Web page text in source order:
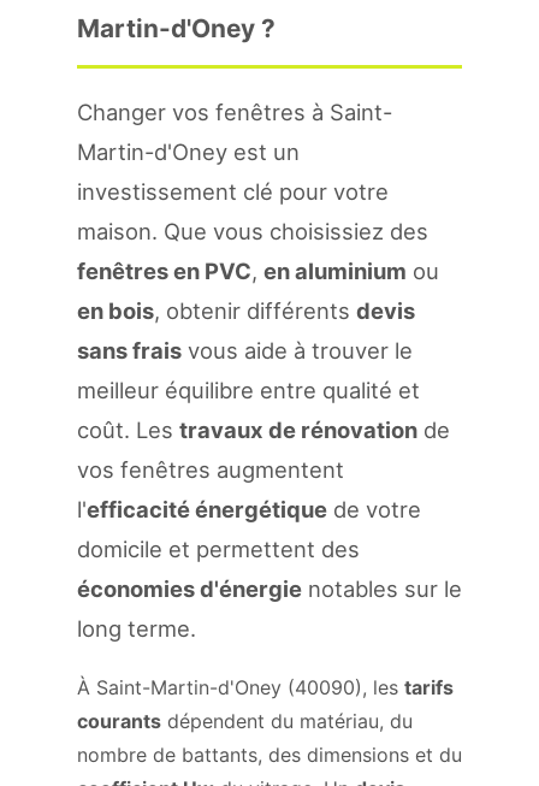
Martin-d'Oney ?
Changer vos fenêtres à Saint-
Martin-d'Oney est un
investissement clé pour votre
maison. Que vous choisissiez des
fenêtres en PVC, en aluminium ou
en bois, obtenir différents devis
sans frais vous aide à trouver le
meilleur équilibre entre qualité et
coût. Les travaux de rénovation de
vos fenêtres augmentent
l'efficacité énergétique de votre
domicile et permettent des
économies d'énergie notables sur le
long terme.
À Saint-Martin-d'Oney (40090), les tarifs
courants dépendent du matériau, du
nombre de battants, des dimensions et du